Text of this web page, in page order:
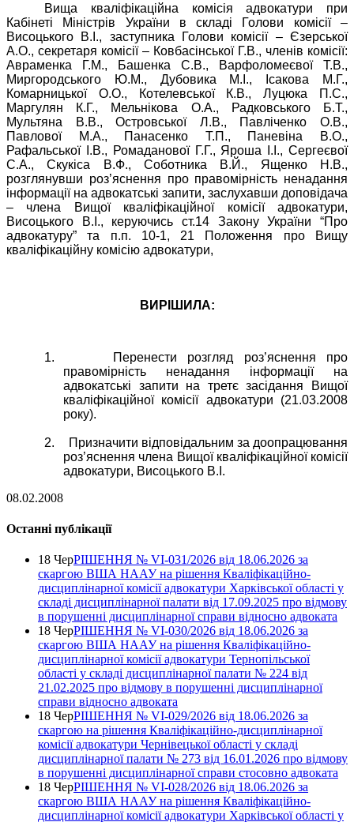
Вища кваліфікаційна комісія адвокатури при
Кабінеті Міністрів України в складі Голови комісії –
Висоцького В.І., заступника Голови комісії – Єзерської
А.О., секретаря комісії – Ковбасінської Г.В., членів комісії:
Авраменка Г.М., Башенка С.В., Варфоломеєвої Т.В.,
Миргородського Ю.М., Дубовика М.І., Ісакова М.Г.,
Комарницької О.О., Котелевської К.В., Луцюка П.С.,
Маргулян К.Г., Мельнікова О.А., Радковського Б.Т.,
Мультяна В.В., Островської Л.В., Павліченко О.В.,
Павлової М.А., Панасенко Т.П., Паневіна В.О.,
Рафальської І.В., Ромаданової Г.Г., Яроша І.І., Сергеєвої
С.А., Скукіса В.Ф., Соботника В.Й., Ященко Н.В.,
розглянувши роз’яснення про правомірність ненадання
інформації на адвокатські запити, заслухавши доповідача
– члена Вищої кваліфікаційної комісії адвокатури,
Висоцького В.І., керуючись ст.14 Закону України “Про
адвокатуру” та п.п. 10-1, 21 Положення про Вищу
кваліфікаційну комісію адвокатури,
ВИРІШИЛА:
1. Перенести розгляд роз’яснення про
правомірність ненадання інформації на
адвокатські запити на третє засідання Вищої
кваліфікаційної комісії адвокатури (21.03.2008
року).
2.
Призначити відповідальним за доопрацювання
роз’яснення члена Вищої кваліфікаційної комісії
адвокатури, Висоцького В.І.
08.02.2008
Останні публікації
18 ЧерРІШЕННЯ № VІ-031/2026 від 18.06.2026 за
скаргою ВША НААУ на рішення Кваліфікаційно-
дисциплінарної комісії адвокатури Харківської області у
складі дисциплінарної палати від 17.09.2025 про відмову
в порушенні дисциплінарної справи відносно адвоката
18 ЧерРІШЕННЯ № VІ-030/2026 від 18.06.2026 за
скаргою ВША НААУ на рішення Кваліфікаційно-
дисциплінарної комісії адвокатури Тернопільської
області у складі дисциплінарної палати № 224 від
21.02.2025 про відмову в порушенні дисциплінарної
справи відносно адвоката
18 ЧерРІШЕННЯ № VІ-029/2026 від 18.06.2026 за
скаргою на рішення Кваліфікаційно-дисциплінарної
комісії адвокатури Чернівецької області у складі
дисциплінарної палати № 273 від 16.01.2026 про відмову
в порушенні дисциплінарної справи стосовно адвоката
18 ЧерРІШЕННЯ № VІ-028/2026 від 18.06.2026 за
скаргою ВША НААУ на рішення Кваліфікаційно-
дисциплінарної комісії адвокатури Харківської області у